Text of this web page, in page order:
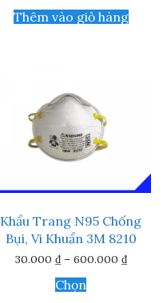
Thêm vào giỏ hàng
Khẩu Trang N95 Chống
Bụi, Vi Khuẩn 3M 8210
30.000 ₫ – 600.000 ₫
ChọnSản
phẩm